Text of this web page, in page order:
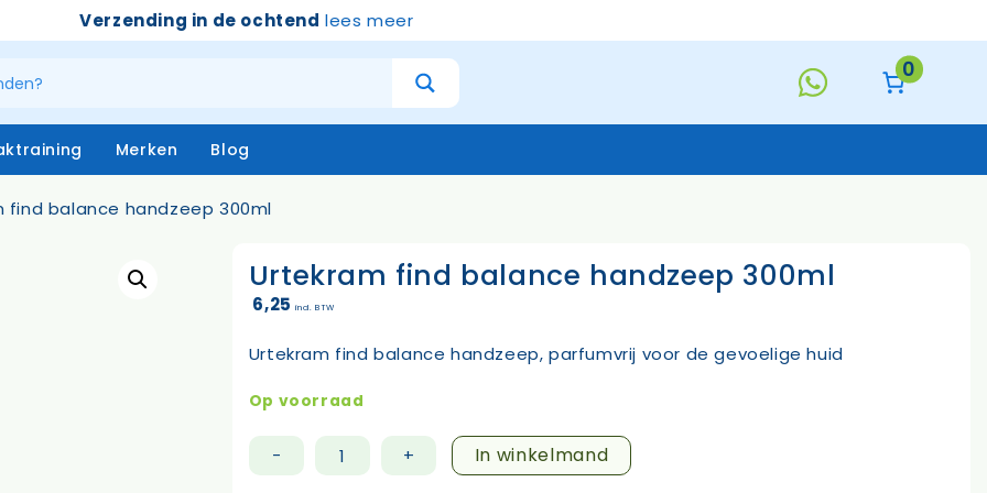
Verzending in de ochtend lees meer
0
Handschoenen
Emmers
Vloertrekkers
Sprayflacons
Keukentextiel
Deurmatten
Handzeep
Merken Blog
find balance handzeep 300ml
Urtekram find balance handzeep 300ml
6,25 incl. BTW
Urtekram find balance handzeep, parfumvrij voor de gevoelige huid
Op voorraad
- + In winkelmand
handzeep